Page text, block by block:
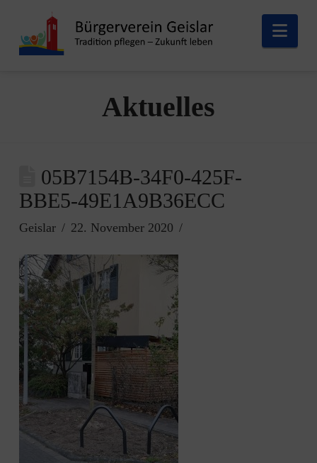
Aktuelles
05B7154B-34F0-425F-
BBE5-49E1A9B36ECC
Geislar 22. November 2020